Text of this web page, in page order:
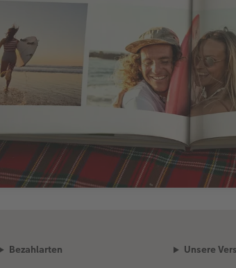
Bezahlarten Unsere